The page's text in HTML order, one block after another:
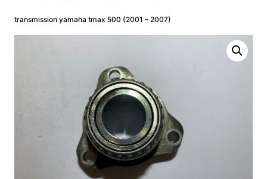
transmission yamaha tmax 500 (2001 – 2007)